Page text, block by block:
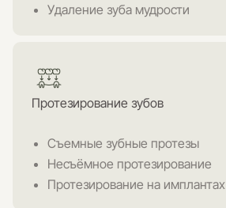
Удаление зуба мудрости
Протезирование зубов
Съемные зубные протезы
Несъёмное протезирование
Протезирование на имплантах